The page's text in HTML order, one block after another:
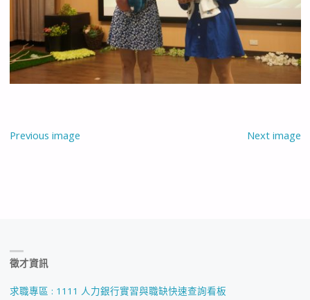
Previous image Next image
徵才資訊
求職專區 : 1111 人力銀行實習與職缺快速查詢看板